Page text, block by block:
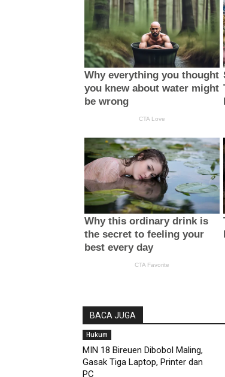
BACA JUGA
Hukum
MIN 18 Bireuen Dibobol Maling,
Gasak Tiga Laptop, Printer dan
PC